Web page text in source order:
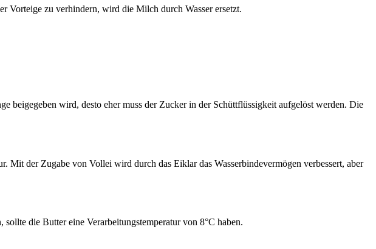
Vorteige zu verhindern, wird die Milch durch Wasser ersetzt.
beigegeben wird, desto eher muss der Zucker in der Schüttflüssigkeit aufgelöst werden. Die
Mit der Zugabe von Vollei wird durch das Eiklar das Wasserbindevermögen verbessert, aber
die Butter eine Verarbeitungstemperatur von 8°C haben.